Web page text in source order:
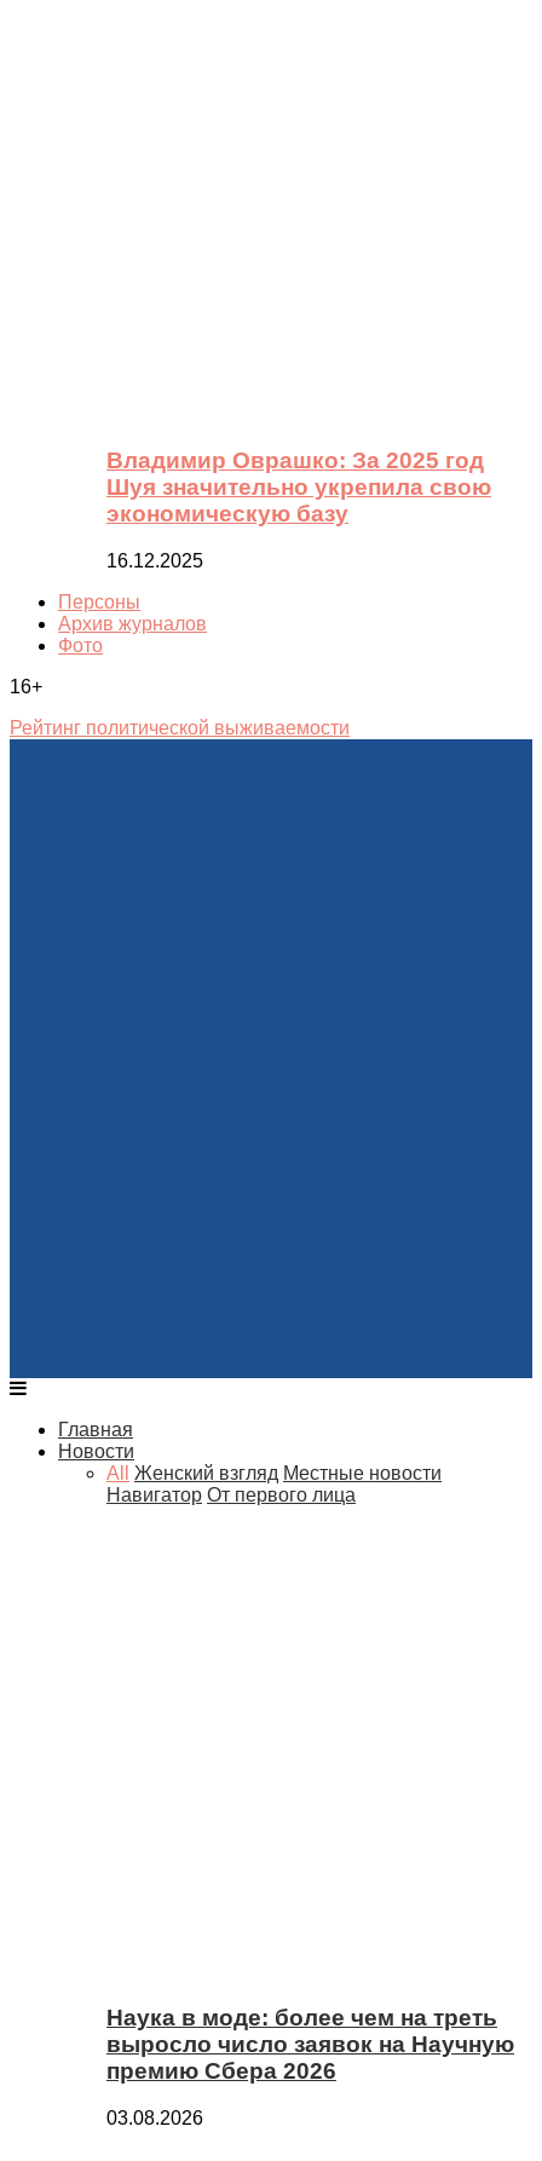
Владимир Оврашко: За 2025 год
Шуя значительно укрепила свою
экономическую базу
16.12.2025
Персоны
Архив журналов
Фото
16+
Рейтинг политической выживаемости
Главная
Новости
All
Женский взгляд Местные новости
Навигатор От первого лица
Наука в моде: более чем на треть
выросло число заявок на Научную
премию Сбера 2026
03.08.2026